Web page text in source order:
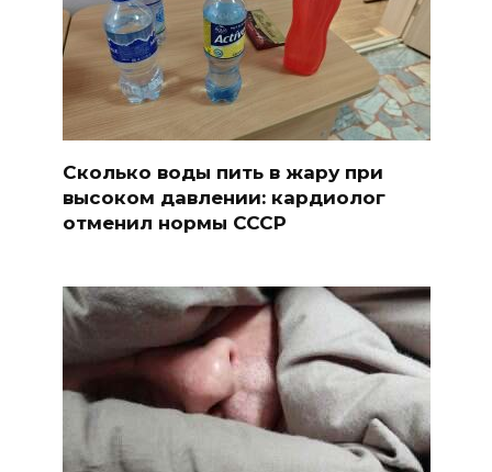
Сколько воды пить в жару при
высоком давлении: кардиолог
отменил нормы СССР